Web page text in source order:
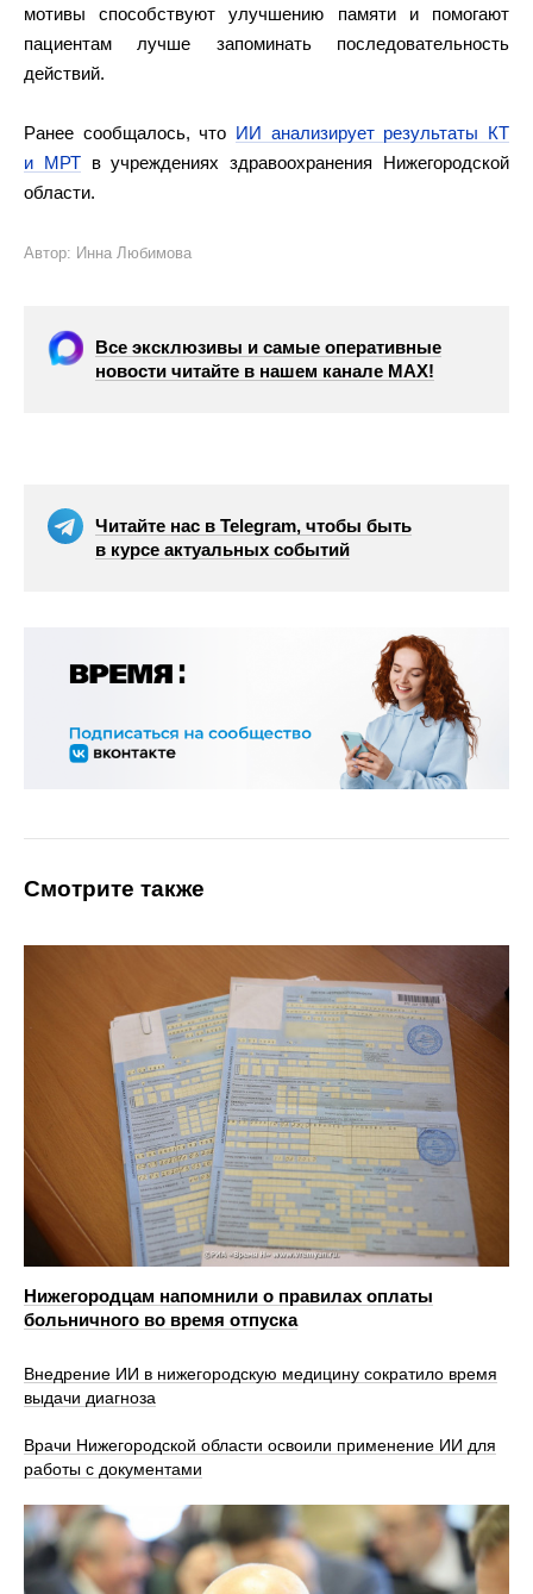
мотивы способствуют улучшению памяти и помогают
пациентам лучше запоминать последовательность
действий.
Ранее сообщалось, что ИИ анализирует результаты КТ
и МРТв учреждениях здравоохранения Нижегородской
области.
Автор: Инна Любимова
Все эксклюзивы и самые оперативные
новости читайте в нашем канале МАХ!
Читайте нас в Telegram, чтобы быть
в курсе актуальных событий
Смотрите также
Нижегородцам напомнили о правилах оплаты
больничного во время отпуска
Внедрение ИИ в нижегородскую медицину сократило время
выдачи диагноза
Врачи Нижегородской области освоили применение ИИ для
работы с документами